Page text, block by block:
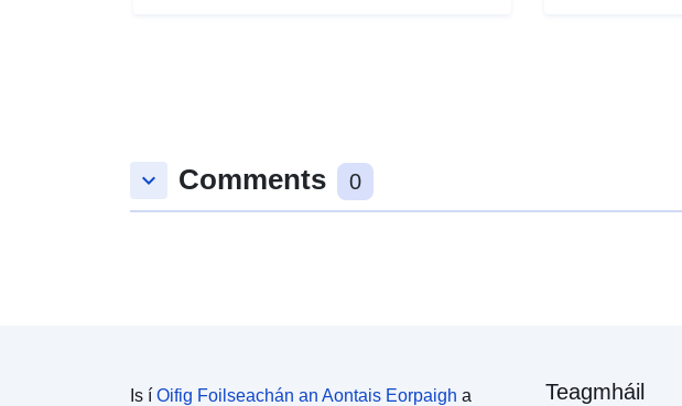
keyboard_arrow_down Comments 0
Is í Oifig Foilseachán an Aontais Eorpaigh a
Teagmháil